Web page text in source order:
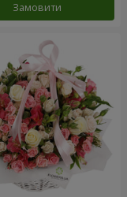
Замовити